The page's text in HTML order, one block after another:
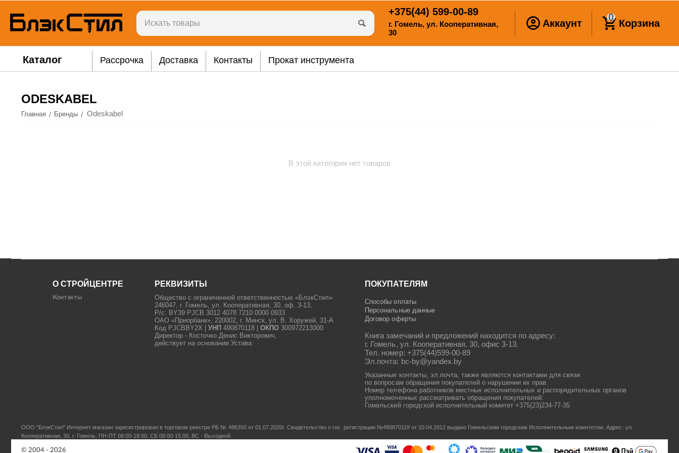
+375(44) 599-00-89
г. Гомель, ул. Кооперативная,
30
Аккаунт
0
Корзина
Каталог Рассрочка Доставка Контакты Прокат инструмента
ODESKABEL
Главная / Бренды / Odeskabel
В этой категории нет товаров
О СТРОЙЦЕНТРЕ
Контакты
РЕКВИЗИТЫ
Общество с ограниченной ответственностью «БлэкСтил»
246047, г. Гомель, ул. Кооперативная, 30, оф. 3-13,
Р/с: BY39 PJCB 3012 4078 7210 0000 0933
ОАО «Приорбанк», 220002, г. Минск, ул. В. Хоружей, 31-А
Код PJCBBY2X |УНП 490870118 |ОКПО 300972213000
Директор - Косточко Денис Викторович,
действует на основании Устава.
ПОКУПАТЕЛЯМ
Способы оплаты
Персональные данные
Договор оферты
Книга замечаний и предложений находится по адресу:
г. Гомель, ул. Кооперативная, 30, офис 3-13.
Тел. номер: +375(44)599-00-89
Эл.почта: bc-by@yandex.by
Указанные контакты, эл.почта, также являются контактами для связи
по вопросам обращения покупателей о нарушении их прав.
Номер телефона работников местных исполнительных и распорядительных органов
уполномоченных рассматривать обращения покупателей:
Гомельский городской исполнительный комитет +375(23)234-77-35
ООО "БлэкСтил" Интернет магазин зарегистрирован в торговом реестре РБ № 486350 от 01.07.2020г. Свидетельство о гос. регистрации №490870118 от 10.04.2012 выдано Гомельским городским Исполнительным комитетом.Адрес: ул.
Кооперативная, 30, г. Гомель; ПН-ПТ 08:00-18:00, СБ 08:00-15:00, ВС - Выходной.
© 2004 - 2026